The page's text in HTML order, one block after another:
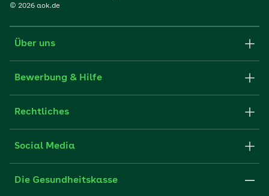
© 2026 aok.de
Über uns
Karriere-Startseite
Unsere Kultur
Bewerbung & Hilfe
Stellenangebote
Rechtliches
Impressum
Social Media
Die Gesundheitskasse